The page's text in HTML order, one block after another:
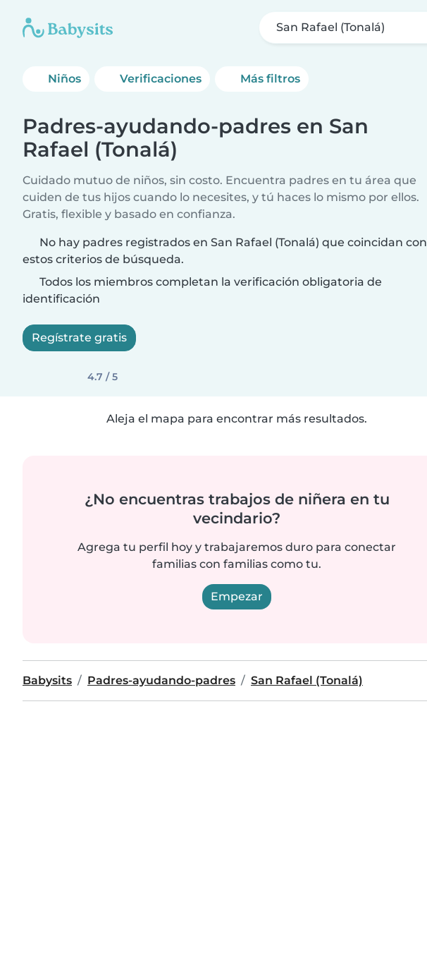
San Rafael (Tonalá)
Niños Verificaciones Más filtros
Padres-ayudando-padres en San
Rafael (Tonalá)
Cuidado mutuo de niños, sin costo. Encuentra padres en tu área que
cuiden de tus hijos cuando lo necesites, y tú haces lo mismo por ellos.
Gratis, flexible y basado en confianza.
No hay padres registrados en San Rafael (Tonalá) que coincidan con
estos criterios de búsqueda.
Todos los miembros completan la verificación obligatoria de
identificación
Regístrate gratis
4.7 / 5
Aleja el mapa para encontrar más resultados.
¿No encuentras trabajos de niñera en tu
vecindario?
Agrega tu perfil hoy y trabajaremos duro para conectar
familias con familias como tu.
Empezar
Babysits Padres-ayudando-padres San Rafael (Tonalá)